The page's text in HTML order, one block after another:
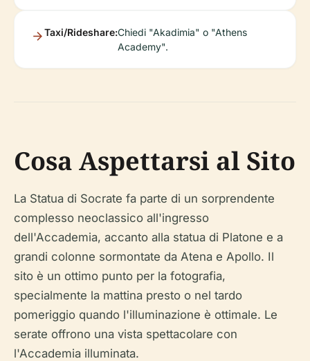
Taxi/Rideshare:Chiedi "Akadimia" o "Athens
Academy".
Cosa Aspettarsi al Sito
La Statua di Socrate fa parte di un sorprendente
complesso neoclassico all'ingresso
dell'Accademia, accanto alla statua di Platone e a
grandi colonne sormontate da Atena e Apollo. Il
sito è un ottimo punto per la fotografia,
specialmente la mattina presto o nel tardo
pomeriggio quando l'illuminazione è ottimale. Le
serate offrono una vista spettacolare con
l'Accademia illuminata.